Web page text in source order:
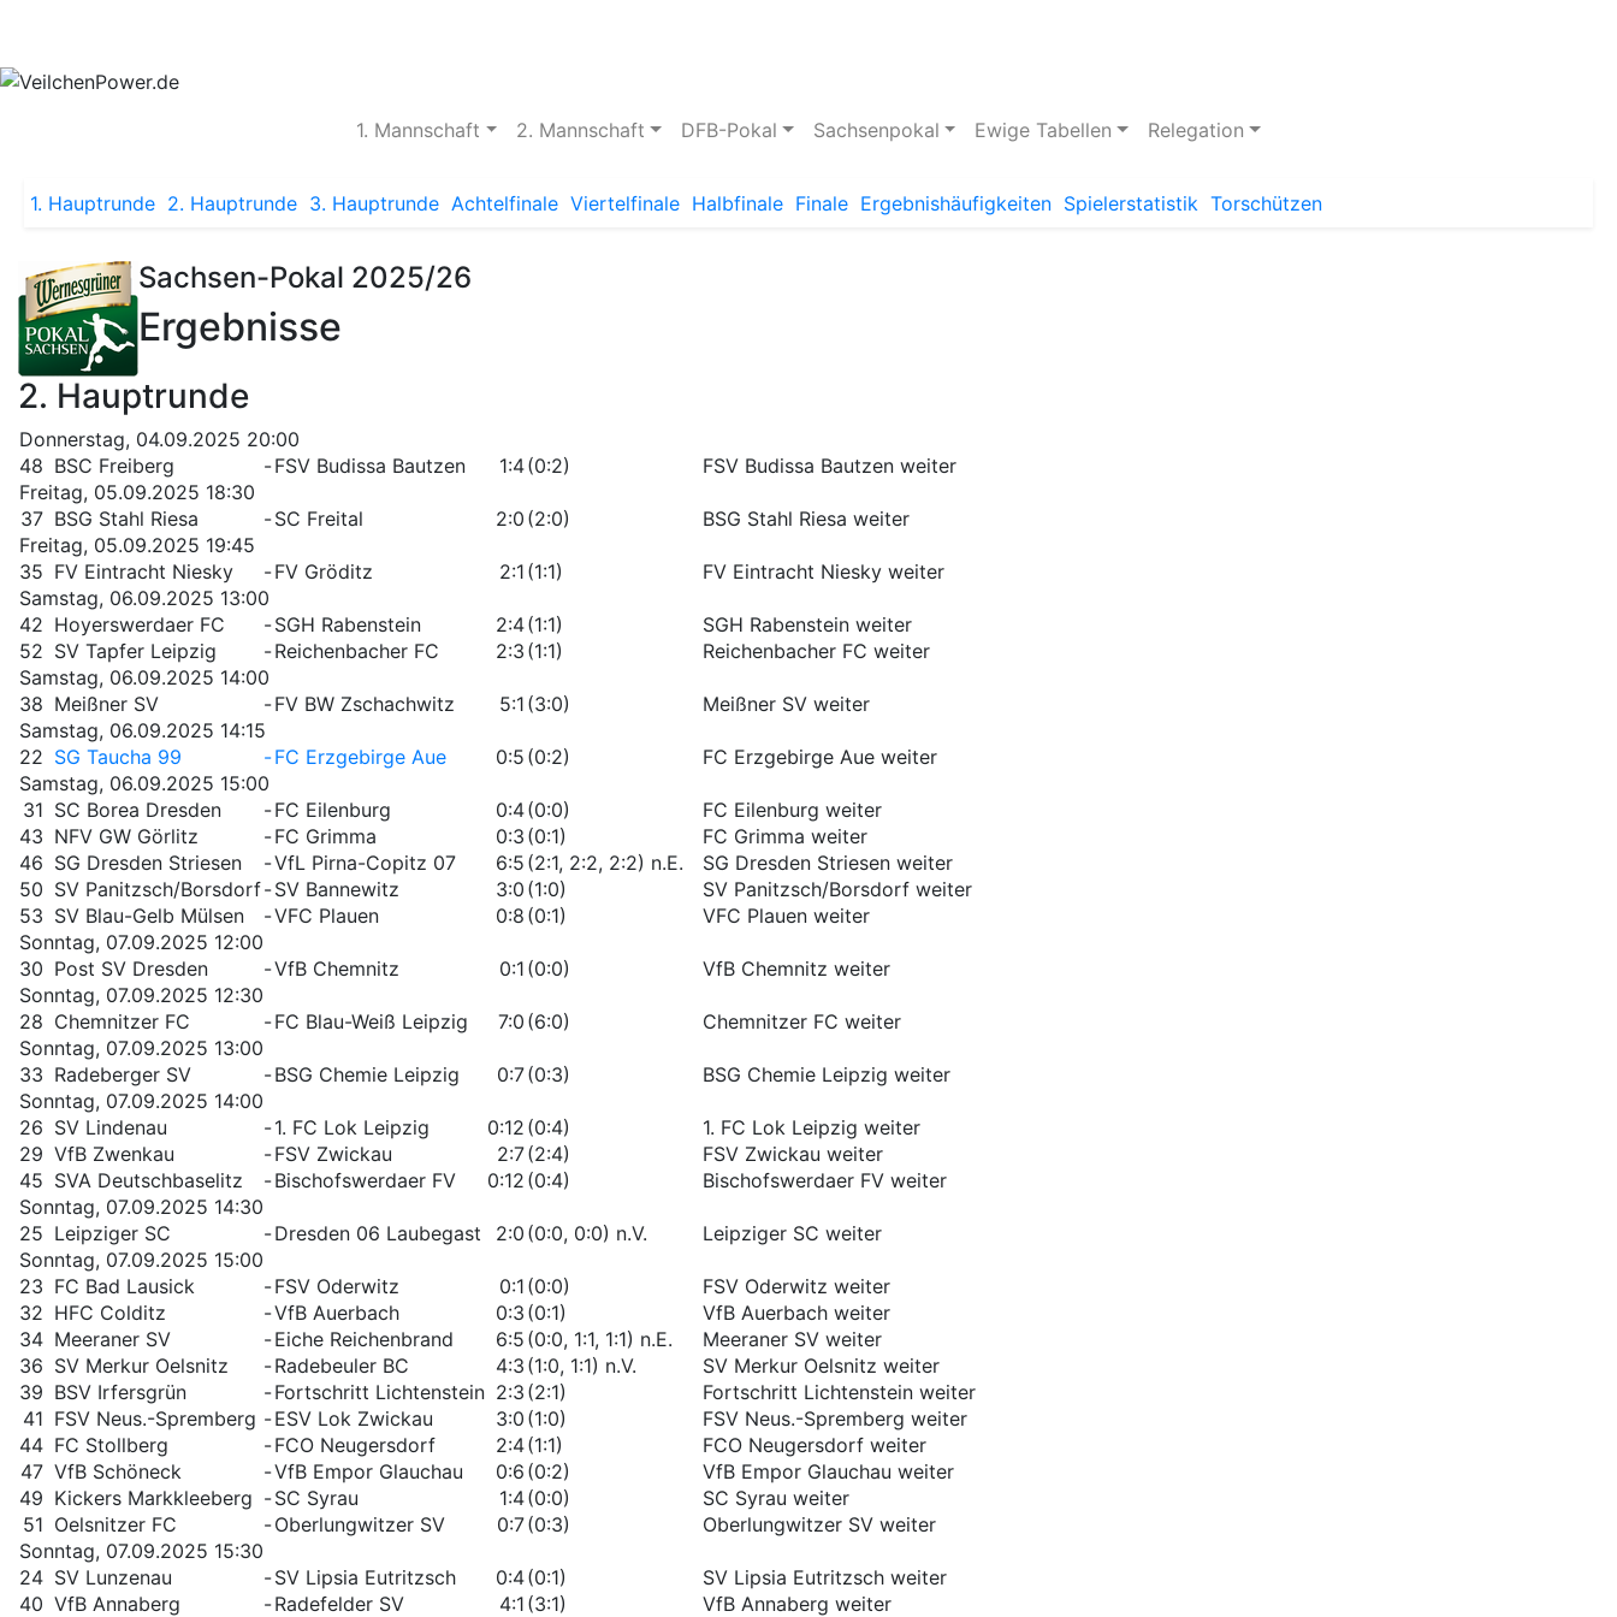
1. Mannschaft 2. Mannschaft DFB-Pokal Sachsenpokal Ewige Tabellen Relegation
1. Hauptrunde 2. Hauptrunde 3. Hauptrunde Achtelfinale Viertelfinale Halbfinale Finale Ergebnishäufigkeiten Spielerstatistik Torschützen
Sachsen-Pokal 2025/26
Ergebnisse
2. Hauptrunde
Donnerstag, 04.09.2025 20:00
48 BSC Freiberg -FSV Budissa Bautzen 1:4(0:2)
FSV Budissa Bautzen weiter
Freitag, 05.09.2025 18:30
37 BSG Stahl Riesa -SC Freital 2:0 (2:0)
BSG Stahl Riesa weiter
Freitag, 05.09.2025 19:45
35 FV Eintracht Niesky -FV Gröditz 2:1 (1:1)
FV Eintracht Niesky weiter
Samstag, 06.09.2025 13:00
42 Hoyerswerdaer FC -SGH Rabenstein 2:4(1:1)
SGH Rabenstein weiter
52 SV Tapfer Leipzig -Reichenbacher FC 2:3 (1:1)
Reichenbacher FC weiter
Samstag, 06.09.2025 14:00
38 Meißner SV -FV BW Zschachwitz 5:1 (3:0)
Meißner SV weiter
Samstag, 06.09.2025 14:15
22 SG Taucha 99 -FC Erzgebirge Aue 0:5 (0:2)
FC Erzgebirge Aue weiter
Samstag, 06.09.2025 15:00
31 SC Borea Dresden -FC Eilenburg 0:4(0:0)
FC Eilenburg weiter
43 NFV GW Görlitz -FC Grimma 0:3 (0:1)
FC Grimma weiter
46 SG Dresden Striesen -VfL Pirna-Copitz 07 6:5 (2:1, 2:2, 2:2) n.E.
SG Dresden Striesen weiter
50 SV Panitzsch/Borsdorf-SV Bannewitz 3:0 (1:0)
SV Panitzsch/Borsdorf weiter
53 SV Blau-Gelb Mülsen -VFC Plauen 0:8 (0:1)
VFC Plauen weiter
Sonntag, 07.09.2025 12:00
30 Post SV Dresden -VfB Chemnitz 0:1 (0:0)
VfB Chemnitz weiter
Sonntag, 07.09.2025 12:30
28 Chemnitzer FC -FC Blau-Weiß Leipzig 7:0 (6:0)
Chemnitzer FC weiter
Sonntag, 07.09.2025 13:00
33 Radeberger SV -BSG Chemie Leipzig 0:7(0:3)
BSG Chemie Leipzig weiter
Sonntag, 07.09.2025 14:00
26 SV Lindenau -1. FC Lok Leipzig 0:12 (0:4)
1. FC Lok Leipzig weiter
29 VfB Zwenkau -FSV Zwickau 2:7(2:4)
FSV Zwickau weiter
45 SVA Deutschbaselitz -Bischofswerdaer FV 0:12 (0:4)
Bischofswerdaer FV weiter
Sonntag, 07.09.2025 14:30
25 Leipziger SC -Dresden 06 Laubegast 2:0 (0:0, 0:0) n.V.
Leipziger SC weiter
Sonntag, 07.09.2025 15:00
23 FC Bad Lausick -FSV Oderwitz 0:1 (0:0)
FSV Oderwitz weiter
32 HFC Colditz -VfB Auerbach 0:3 (0:1)
VfB Auerbach weiter
34 Meeraner SV -Eiche Reichenbrand 6:5 (0:0, 1:1, 1:1) n.E.
Meeraner SV weiter
36 SV Merkur Oelsnitz -Radebeuler BC 4:3 (1:0, 1:1) n.V.
SV Merkur Oelsnitz weiter
39 BSV Irfersgrün -Fortschritt Lichtenstein 2:3 (2:1)
Fortschritt Lichtenstein weiter
41 FSV Neus.-Spremberg -ESV Lok Zwickau 3:0 (1:0)
FSV Neus.-Spremberg weiter
44 FC Stollberg -FCO Neugersdorf 2:4(1:1)
FCO Neugersdorf weiter
47 VfB Schöneck -VfB Empor Glauchau 0:6 (0:2)
VfB Empor Glauchau weiter
49 Kickers Markkleeberg -SC Syrau 1:4(0:0)
SC Syrau weiter
51 Oelsnitzer FC -Oberlungwitzer SV 0:7(0:3)
Oberlungwitzer SV weiter
Sonntag, 07.09.2025 15:30
24 SV Lunzenau -SV Lipsia Eutritzsch 0:4(0:1)
SV Lipsia Eutritzsch weiter
40 VfB Annaberg -Radefelder SV 4:1 (3:1) VfB Annaberg weiter